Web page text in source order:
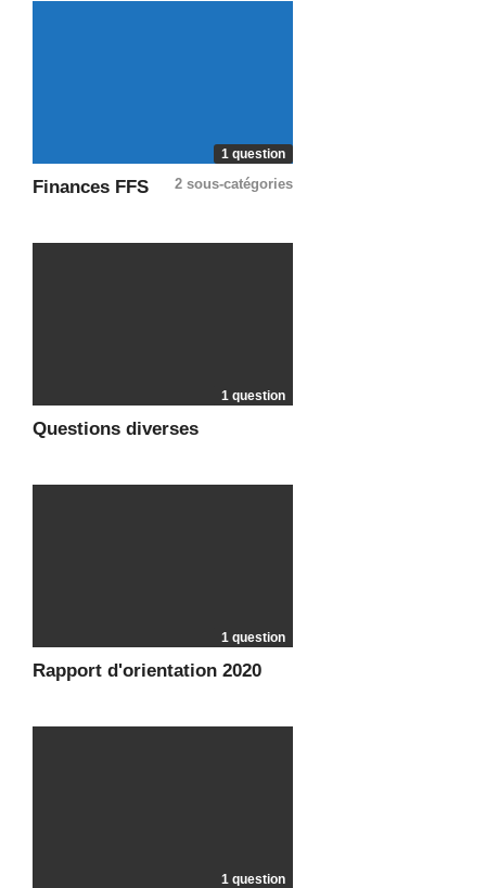
1 question
Finances FFS 2 sous-catégories
1 question
Questions diverses
1 question
Rapport d'orientation 2020
1 question